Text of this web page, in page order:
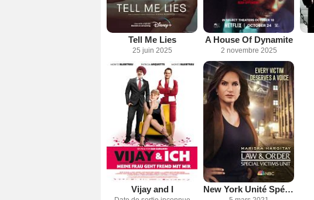
Tell Me Lies
25 juin 2025
A House Of Dynamite
2 novembre 2025
Vijay and I New York Unité Spéciale